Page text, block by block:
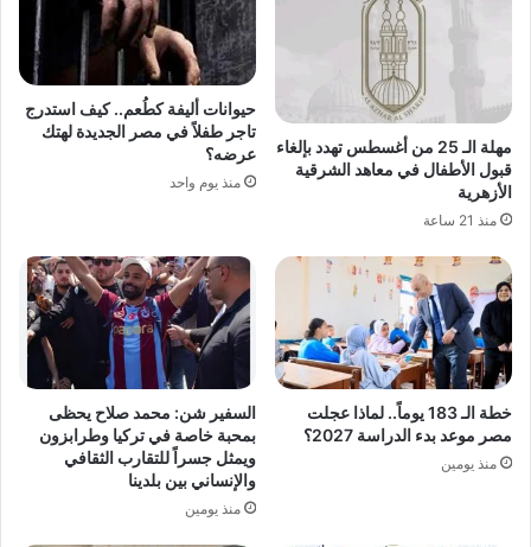
مهلة الـ 25 من أغسطس تهدد بإلغاء
قبول الأطفال في معاهد الشرقية
الأزهرية
منذ 21 ساعة
حيوانات أليفة كطُعم.. كيف استدرج
تاجر طفلاً في مصر الجديدة لهتك
عرضه؟
منذ يوم واحد
خطة الـ 183 يوماً.. لماذا عجلت
مصر موعد بدء الدراسة 2027؟
منذ يومين
السفير شن: محمد صلاح يحظى
بمحبة خاصة في تركيا وطرابزون
ويمثل جسراً للتقارب الثقافي
والإنساني بين بلدينا
منذ يومين